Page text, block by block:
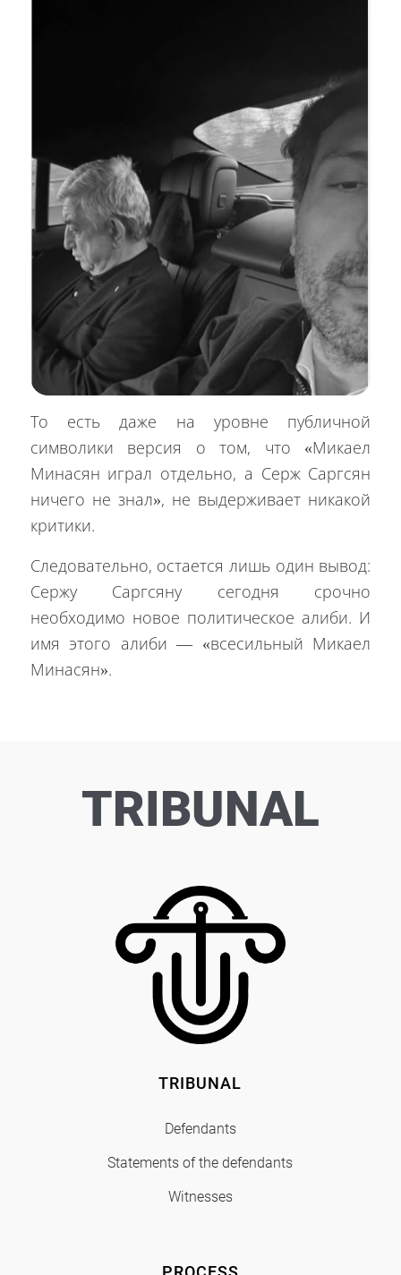
То есть даже на уровне публичной
символики версия о том, что «Микаел
Минасян играл отдельно, а Серж Саргсян
ничего не знал», не выдерживает никакой
критики.
Следовательно, остается лишь один вывод:
Сержу Саргсяну сегодня срочно
необходимо новое политическое алиби. И
имя этого алиби — «всесильный Микаел
Минасян».
TRIBUNAL
TRIBUNAL
Defendants
Statements of the defendants
Witnesses